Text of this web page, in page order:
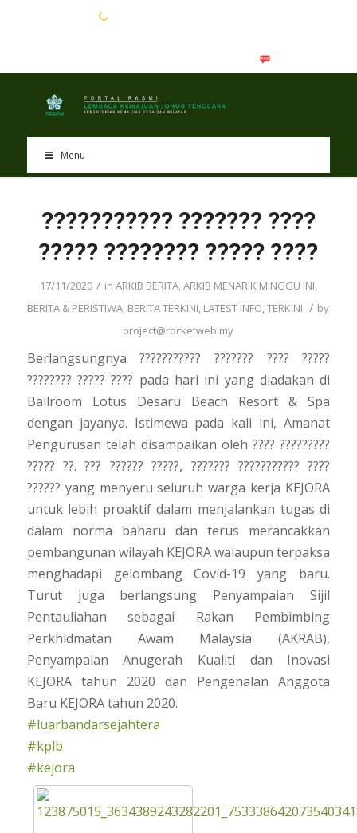
Menu
??????????? ??????? ????
????? ???????? ????? ????
17/11/2020 / in ARKIB BERITA,ARKIB MENARIK MINGGU INI,
BERITA & PERISTIWA, BERITA TERKINI, LATEST INFO,TERKINI / by
project@rocketweb.my
Berlangsungnya ??????????? ??????? ???? ?????
???????? ????? ???? pada hari ini yang diadakan di
Ballroom Lotus Desaru Beach Resort & Spa
dengan jayanya. Istimewa pada kali ini, Amanat
Pengurusan telah disampaikan oleh ???? ?????????
????? ??. ??? ?????? ?????, ??????? ??????????? ????
?????? yang menyeru seluruh warga kerja KEJORA
untuk lebih proaktif dalam menjalankan tugas di
dalam norma baharu dan terus merancakkan
pembangunan wilayah KEJORA walaupun terpaksa
menghadapi gelombang Covid-19 yang baru.
Turut juga berlangsung Penyampaian Sijil
Pentauliahan sebagai Rakan Pembimbing
Perkhidmatan Awam Malaysia (AKRAB),
Penyampaian Anugerah Kualiti dan Inovasi
KEJORA tahun 2020 dan Pengenalan Anggota
Baru KEJORA tahun 2020.
#luarbandarsejahtera
#kplb
#kejora